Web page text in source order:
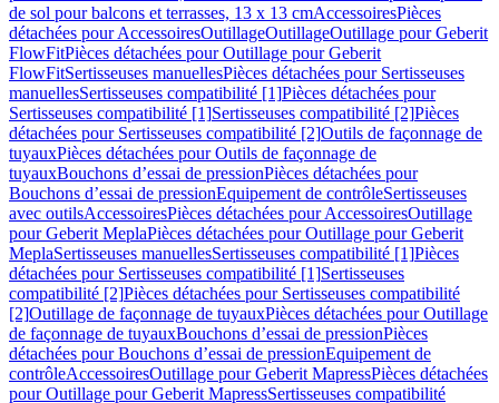
de sol pour balcons et terrasses, 13 x 13 cmAccessoiresPièces
détachées pour AccessoiresOutillageOutillageOutillage pour Geberit
FlowFitPièces détachées pour Outillage pour Geberit
FlowFitSertisseuses manuellesPièces détachées pour Sertisseuses
manuellesSertisseuses compatibilité [1]Pièces détachées pour
Sertisseuses compatibilité [1]Sertisseuses compatibilité [2]Pièces
détachées pour Sertisseuses compatibilité [2]Outils de façonnage de
tuyauxPièces détachées pour Outils de façonnage de
tuyauxBouchons d’essai de pressionPièces détachées pour
Bouchons d’essai de pressionEquipement de contrôleSertisseuses
avec outilsAccessoiresPièces détachées pour AccessoiresOutillage
pour Geberit MeplaPièces détachées pour Outillage pour Geberit
MeplaSertisseuses manuellesSertisseuses compatibilité [1]Pièces
détachées pour Sertisseuses compatibilité [1]Sertisseuses
compatibilité [2]Pièces détachées pour Sertisseuses compatibilité
[2]Outillage de façonnage de tuyauxPièces détachées pour Outillage
de façonnage de tuyauxBouchons d’essai de pressionPièces
détachées pour Bouchons d’essai de pressionEquipement de
contrôleAccessoiresOutillage pour Geberit MapressPièces détachées
pour Outillage pour Geberit MapressSertisseuses compatibilité